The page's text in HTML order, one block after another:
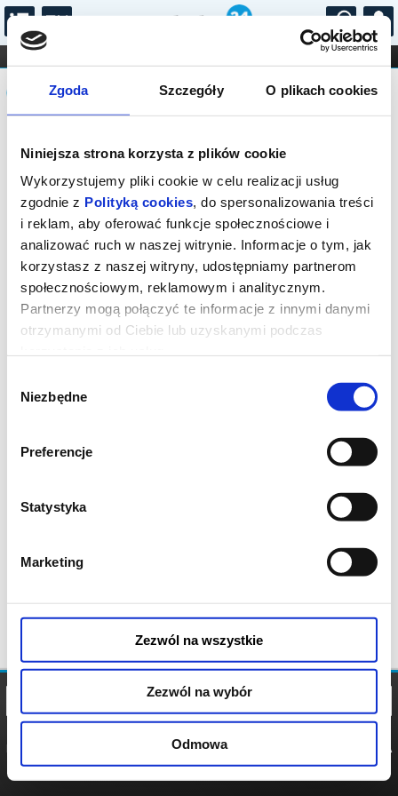
Zgoda Szczegóły O plikach cookies
Niniejsza strona korzysta z plików cookie
Wykorzystujemy pliki cookie w celu realizacji usług
zgodnie z Polityką cookies, do spersonalizowania treści
i reklam, aby oferować funkcje społecznościowe i
analizować ruch w naszej witrynie. Informacje o tym, jak
korzystasz z naszej witryny, udostępniamy partnerom
społecznościowym, reklamowym i analitycznym.
Partnerzy mogą połączyć te informacje z innymi danymi
otrzymanymi od Ciebie lub uzyskanymi podczas
zgody
Niezbędne
Preferencje
Statystyka
Marketing
Zezwól na wszystkie
Zezwól na wybór
Odmowa
...
FILHARMONIA OPERA I BALET
STAND-UP
DLA DZIECI
Komunikat
Sprzedaż on-line została zakończona,
sprawdź dostępność biletów w kasie.
POLITYKA
POLITYKA